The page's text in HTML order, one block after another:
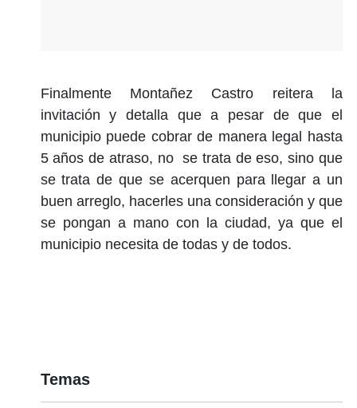
Finalmente Montañez Castro reitera la
invitación y detalla que a pesar de que el
municipio puede cobrar de manera legal hasta
5 años de atraso, no se trata de eso, sino que
se trata de que se acerquen para llegar a un
buen arreglo, hacerles una consideración y que
se pongan a mano con la ciudad, ya que el
municipio necesita de todas y de todos.
Temas